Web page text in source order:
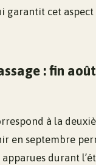
garantit cet aspect
: fin
à la
en septembre
durant